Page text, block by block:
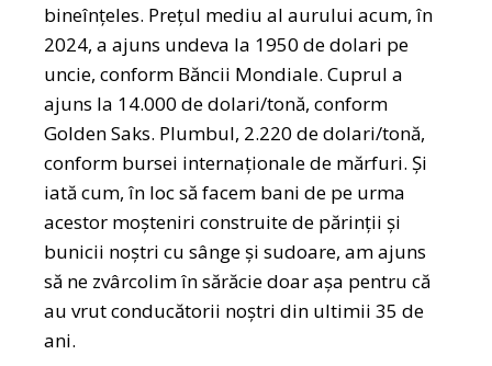
bineînțeles. Prețul mediu al aurului acum, în
2024, a ajuns undeva la 1950 de dolari pe
uncie, conform Băncii Mondiale. Cuprul a
ajuns la 14.000 de dolari/tonă, conform
Golden Saks. Plumbul, 2.220 de dolari/tonă,
conform bursei internaționale de mărfuri. Și
iată cum, în loc să facem bani de pe urma
acestor moșteniri construite de părinții și
bunicii noștri cu sânge și sudoare, am ajuns
să ne zvârcolim în sărăcie doar așa pentru că
au vrut conducătorii noștri din ultimii 35 de
ani.